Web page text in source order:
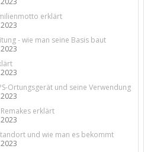
erklärt
- wie man seine Basis baut
Ortungsgerät und seine Verwendung
erklärt
und wie man es bekommt